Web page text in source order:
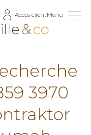
Accès clientMenu
3970